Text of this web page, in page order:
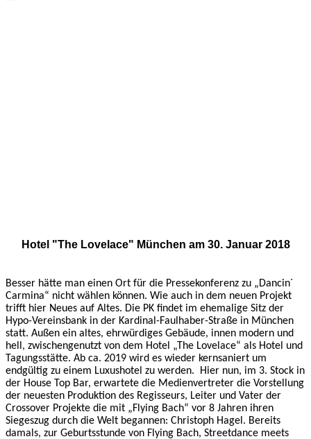
Hotel "The Lovelace" München am 30. Januar 2018
Besser hätte man einen Ort für die Pressekonferenz zu „Dancin´
Carmina“ nicht wählen können. Wie auch in dem neuen Projekt
trifft hier Neues auf Altes. Die PK findet im ehemalige Sitz der
Hypo-Vereinsbank in der Kardinal-Faulhaber-Straße in München
statt. Außen ein altes, ehrwürdiges Gebäude, innen modern und
hell, zwischengenutzt von dem Hotel „The Lovelace“ als Hotel und
Tagungsstätte. Ab ca. 2019 wird es wieder kernsaniert um
endgültig zu einem Luxushotel zu werden. Hier nun, im 3. Stock in
der House Top Bar, erwartete die Medienvertreter die Vorstellung
der neuesten Produktion des Regisseurs, Leiter und Vater der
Crossover Projekte die mit „Flying Bach“ vor 8 Jahren ihren
Siegeszug durch die Welt begannen: Christoph Hagel. Bereits
damals, zur Geburtsstunde von Flying Bach, Streetdance meets